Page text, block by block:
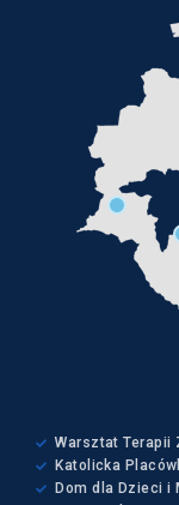
Warsztat Terapii
Katolicka
Dom dla Dzieci i